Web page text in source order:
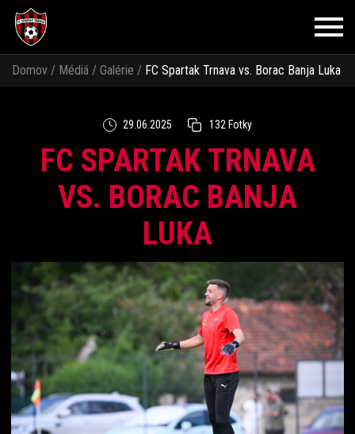
Domov / Médiá / Galérie / FC Spartak Trnava vs. Borac Banja Luka
29.06.2025 132 Fotky
FC SPARTAK TRNAVA
VS. BORAC BANJA
LUKA